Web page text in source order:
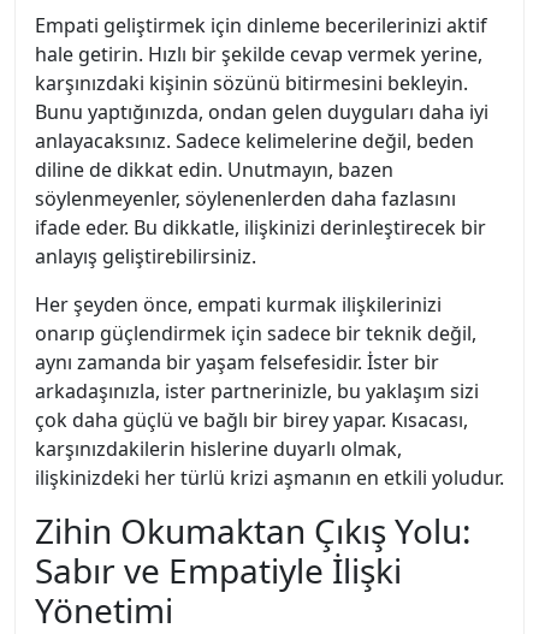
Empati geliştirmek için dinleme becerilerinizi aktif
hale getirin. Hızlı bir şekilde cevap vermek yerine,
karşınızdaki kişinin sözünü bitirmesini bekleyin.
Bunu yaptığınızda, ondan gelen duyguları daha iyi
anlayacaksınız. Sadece kelimelerine değil, beden
diline de dikkat edin. Unutmayın, bazen
söylenmeyenler, söylenenlerden daha fazlasını
ifade eder. Bu dikkatle, ilişkinizi derinleştirecek bir
anlayış geliştirebilirsiniz.
Her şeyden önce, empati kurmak ilişkilerinizi
onarıp güçlendirmek için sadece bir teknik değil,
aynı zamanda bir yaşam felsefesidir. İster bir
arkadaşınızla, ister partnerinizle, bu yaklaşım sizi
çok daha güçlü ve bağlı bir birey yapar. Kısacası,
karşınızdakilerin hislerine duyarlı olmak,
ilişkinizdeki her türlü krizi aşmanın en etkili yoludur.
Zihin Okumaktan Çıkış Yolu:
Sabır ve Empatiyle İlişki
Yönetimi